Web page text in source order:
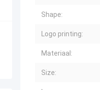
Shape:
Logo printing:
Materiaal:
Size: